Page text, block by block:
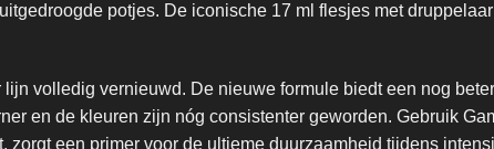
potjes. De iconische 17 ml flesjes met
volledig vernieuwd. De nieuwe formule biedt een nog
en de kleuren zijn nóg consistenter geworden. Gebruik
zorgt een primer voor de ultieme duurzaamheid tijdens